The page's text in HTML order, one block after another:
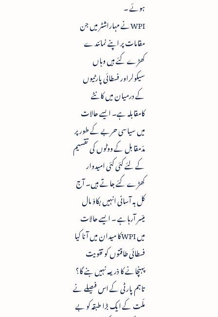
ہوئے ۔
WPIنے مہاراشٹر میں جن
مقامات پر اپنے نمائندے
کھڑے کئے ہیں وہاں
سیکولراور فسطائی پارٹیوں
کے درمیان میں کانٹے
کامقابلہ ہے۔ ایسے حالات
میں سیاسی حربے کے طور پر
مدّمقابل کے ووٹوں کی تقسیم
کے لئے کئی کئی امیدوار
کھڑے کئے جاتے ہیں۔ آج
کل بہ آسانی انہیں بکاؤ مال
میّسر آرہاہے ۔ ایسے حالات
میں WPIکا میدان میں آنا کیا
فسطائی طاقتوں کو تقویت
پہنچانے کا ذریعہ نہیں بنے گا؟
تاہم پارٹی کے اس فیصلے نے
ملّت کے ایک بڑا طبقہ کو بے